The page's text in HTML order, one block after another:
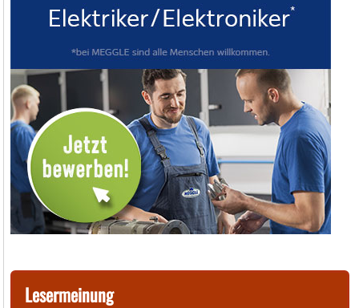
Lesermeinung